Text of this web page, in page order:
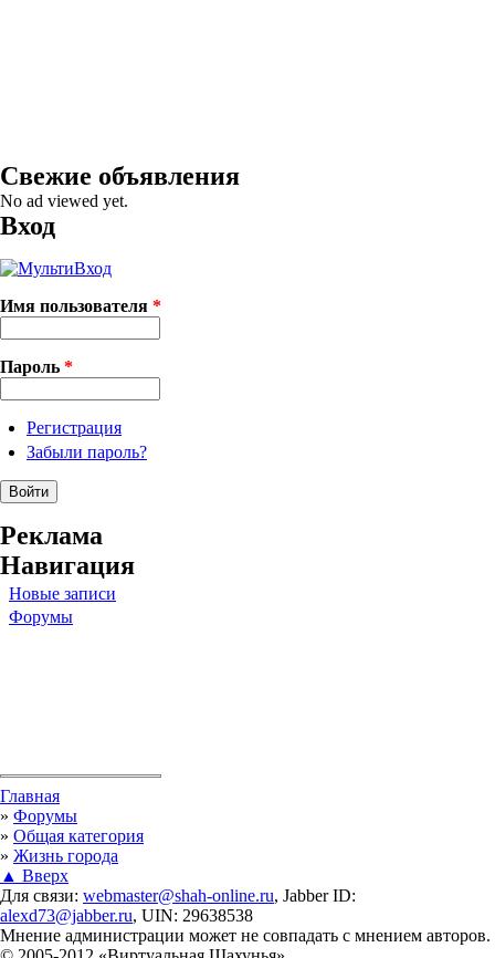
Свежие объявления
No ad viewed yet.
Вход
Имя пользователя *
Пароль *
Регистрация
Забыли пароль?
Реклама
Навигация
Новые записи
Форумы
Вы здесь
Главная
» Форумы
» Общая категория
» Жизнь города
▲ Вверх
Для связи: webmaster@shah-online.ru, Jabber ID:
alexd73@jabber.ru, UIN: 29638538
Мнение администрации может не совпадать с мнением авторов.